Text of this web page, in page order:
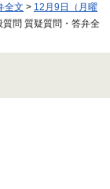
全文 > 12月9日（月曜
問 質疑質問・答弁全